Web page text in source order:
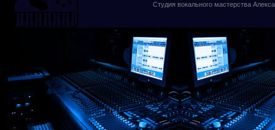
Студия вокального мастерства